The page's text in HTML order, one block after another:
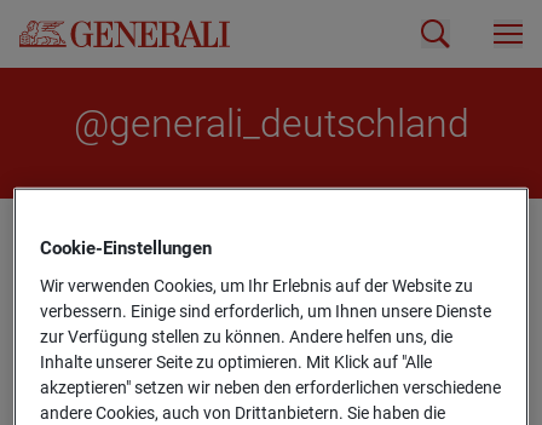
@ge­ne­ra­li_­deutsch­land
@ge­ne­ra­li_­deutsch­land
JOURNAL
GEMEINSAM FÜR DICH
Cookie-­Einstellungen
Wir verwenden Cookies, um Ihr Erlebnis auf der Website zu
verbessern. Einige sind erforderlich, um Ihnen unsere Dienste
zur Verfügung stellen zu können. Andere helfen uns, die
Inhalte unserer Seite zu optimieren. Mit Klick auf "Alle
akzeptieren" setzen wir neben den erforderlichen verschiedene
andere Cookies, auch von Drittanbietern. Sie haben die